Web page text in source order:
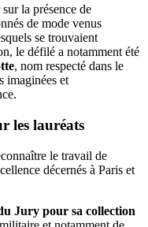
la présence de
de mode venus
se trouvaient
le défilé a notamment été
, nom respecté dans le
imaginées et
les lauréats
le travail de
décernés à Paris et
Jury pour sa collection